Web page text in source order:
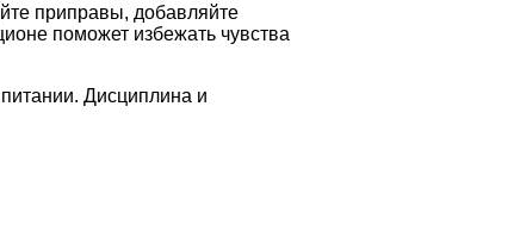
приправы, добавляйте
поможет избежать чувства
Дисциплина и